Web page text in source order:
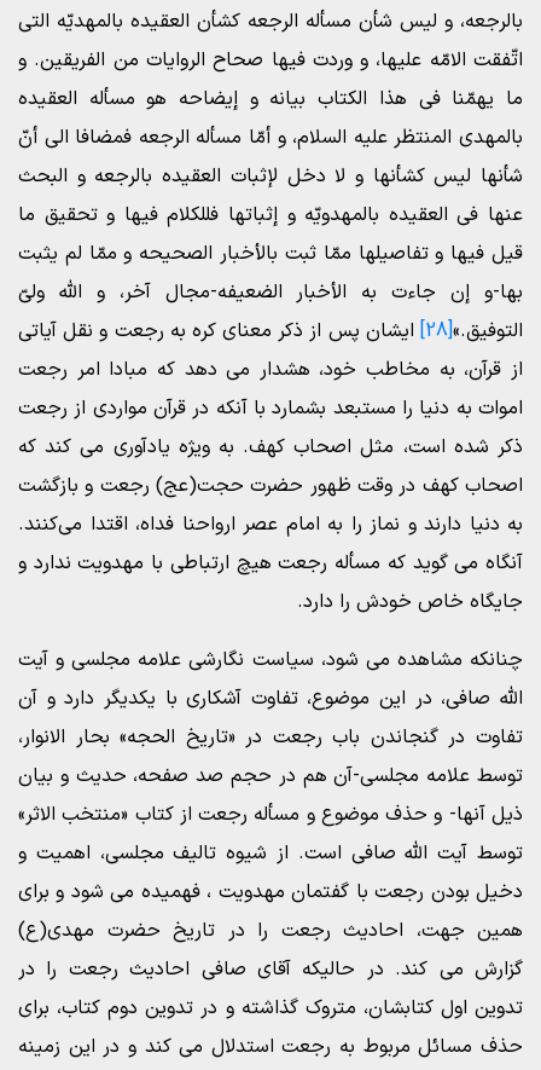
بالرجعه، و لیس شأن مسأله الرجعه کشأن العقیده بالمهدیّه التی
اتّفقت الامّه علیها، و وردت فیها صحاح الروایات من الفریقین. و
ما یهمّنا فی هذا الکتاب بیانه و إیضاحه هو مسأله العقیده
بالمهدی المنتظر علیه السلام، و أمّا مسأله الرجعه فمضافا الى أنّ
شأنها لیس کشأنها و لا دخل لإثبات العقیده بالرجعه و البحث
عنها فی العقیده بالمهدویّه و إثباتها فللکلام فیها و تحقیق ما
قیل فیها و تفاصیلها ممّا ثبت بالأخبار الصحیحه و ممّا لم یثبت
بها-و إن جاءت به الأخبار الضعیفه-مجال آخر، و اللّه ولیّ
التوفیق.»[28]
ایشان پس از ذکر معنای کره به رجعت و نقل آیاتی
از قرآن، به مخاطب خود، هشدار می دهد که مبادا امر رجعت
اموات به دنیا را مستبعد بشمارد با آنکه در قرآن مواردی از رجعت
ذکر شده است، مثل اصحاب کهف. به ویژه یادآوری می کند که
اصحاب کهف در وقت ظهور حضرت حجت(عج) رجعت و بازگشت
به دنیا دارند و نماز را به امام عصر ارواحنا فداه، اقتدا می‌کنند.
آنگاه می گوید که مسأله رجعت هیچ ارتباطی با مهدویت ندارد و
جایگاه خاص خودش را دارد.
چنانکه مشاهده می شود، سیاست نگارشی علامه مجلسی و آیت
الله صافی، در این موضوع، تفاوت آشکاری با یکدیگر دارد و آن
تفاوت در گنجاندن باب رجعت در «تاریخ الحجه» بحار الانوار،
توسط علامه مجلسی-آن هم در حجم صد صفحه، حدیث و بیان
ذیل آنها- و حذف موضوع و مسأله رجعت از کتاب «منتخب الاثر»
توسط آیت الله صافی است. از شیوه تالیف مجلسی، اهمیت و
دخیل بودن رجعت با گفتمان مهدویت ، فهمیده می شود و برای
همین جهت، احادیث رجعت را در تاریخ حضرت مهدی(ع)
گزارش می کند. در حالیکه آقای صافی احادیث رجعت را در
تدوین اول کتابشان، متروک گذاشته و در تدوین دوم کتاب، برای
حذف مسائل مربوط به رجعت استدلال می کند و در این زمینه